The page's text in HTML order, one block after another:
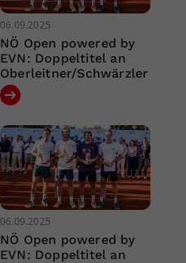
06.09.2025
NÖ Open powered by
EVN: Doppeltitel an
Oberleitner/Schwärzler
06.09.2025
NÖ Open powered by
EVN: Doppeltitel an